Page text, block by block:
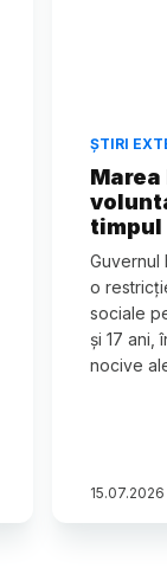
ȘTIRI
timpul
Guvernul
o
sociale
și 17 ani,
nocive
15.07.2026